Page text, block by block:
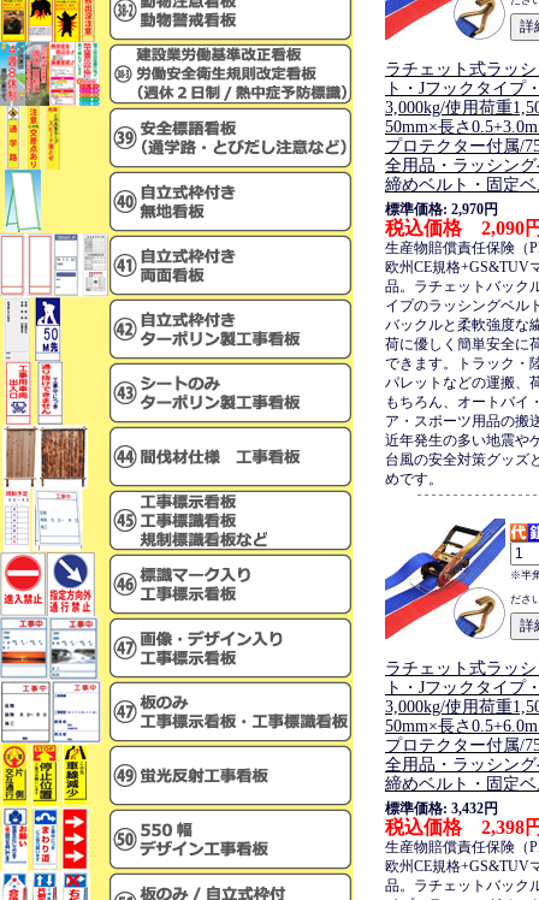
ラチェット式ラッ
ト・Jフックタイプ
3,000kg/使用荷重
50mm×長さ
プロテクター付属/
全用品・ラッシン
締めベルト・固定
標準価格: 2,970円
税込価格 2,090
生産物賠償責任保険（
欧州CE規格+GS&TUV
品。ラチェットバック
イプのラッシングベル
バックルと柔軟強度な
荷に優しく簡単安全に
できます。トラック・
パレットなどの運搬、
もちろん、オートバイ
ア・スポーツ用品の搬
近年発生の多い地震や
台風の安全対策グッズ
めです。
※半
ださ
ラチェット式ラッ
ト・Jフックタイプ
3,000kg/使用荷重
50mm×長さ
プロテクター付属/
全用品・ラッシン
締めベルト・固定
標準価格: 3,432円
税込価格 2,398
生産物賠償責任保険（
欧州CE規格+GS&TUV
品。ラチェットバック